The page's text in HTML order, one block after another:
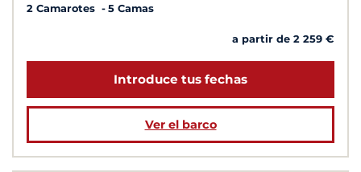
2 Camarotes
5 Camas
a partir de 2 259 €
Introduce tus fechas
Ver el barco